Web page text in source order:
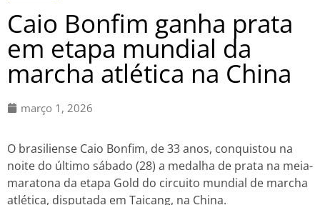
Caio Bonfim ganha prata
em etapa mundial da
marcha atlética na China
março 1, 2026
O brasiliense Caio Bonfim, de 33 anos, conquistou na
noite do último sábado (28) a medalha de prata na meia-
maratona da etapa Gold do circuito mundial de marcha
atlética, disputada em Taicang, na China.